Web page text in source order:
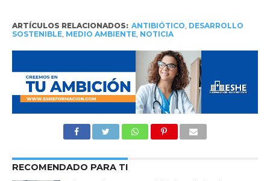
ARTÍCULOS RELACIONADOS: ANTIBIÓTICO DESARROLLO
SOSTENIBLE, MEDIO AMBIENTE, NOTICIA
RECOMENDADO PARA TI